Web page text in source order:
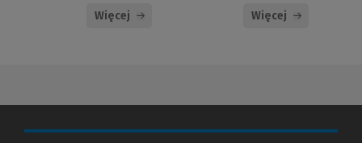
Więcej Więcej